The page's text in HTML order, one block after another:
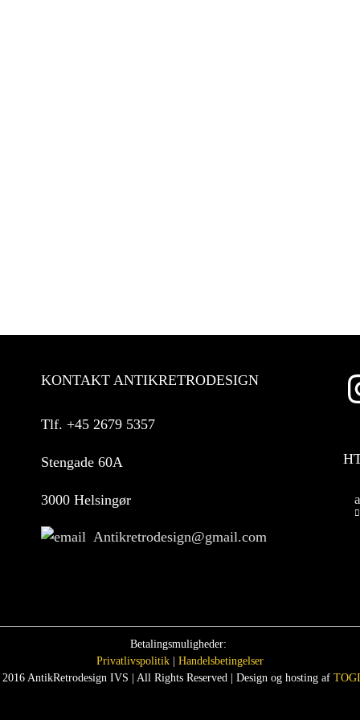
KONTAKT ANTIKRETRODESIGN
Tlf. +45 2679 5357
Stengade 60A
3000 Helsingør
Antikretrodesign@gmail.com
Betalingsmuligheder:
Privatlivspolitik
Handelsbetingelser
AntikRetrodesign IVS | All Rights Reserved | Design og hosting af